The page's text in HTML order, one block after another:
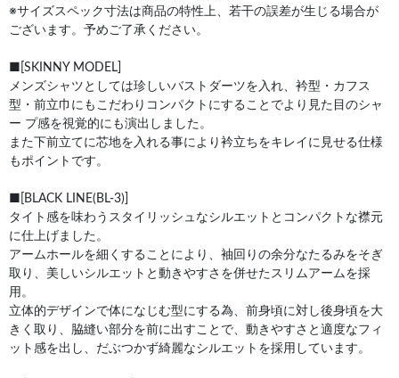
※サイズスペック寸法は商品の特性上、若干の誤差が生じる場合が
ございます。予めご了承ください。
■[SKINNY MODEL]
メンズシャツとしては珍しいバストダーツを入れ、衿型・カフス
型・前立巾にもこだわりコンパクトにすることでより見た目のシャ
ー プ感を視覚的にも演出しました。
また下前立てに芯地を入れる事により衿立ちをキレイに見せる仕様
もポイントです。
■[BLACK LINE(BL-3)]
タイト感を味わうスタイリッシュなシルエットとコンパクトな襟元
に仕上げました。
アームホールを細くすることにより、袖回りの余分なたるみをそぎ
取り、美しいシルエットと動きやすさを併せたスリムアームを採
用。
立体的デザインで体になじむ型にする為、前身頃に対し後身頃を大
きく取り、脇縫い部分を前に出すことで、動きやすさと適度なフィ
ット感を出し、だぶつかず綺麗なシルエットを採用しています。